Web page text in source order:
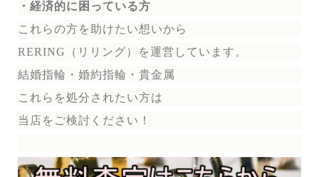
・経済的に困っている方
これらの方を助けたい想いから
RERING（リリング）を運営しています。
結婚指輪・婚約指輪・貴金属
これらを処分されたい方は
当店をご検討ください！